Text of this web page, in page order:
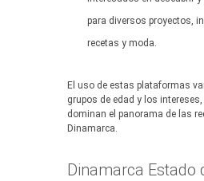
para diversos proyectos,
recetas y moda.
El uso de estas plataformas
grupos de edad y los intereses,
dominan el panorama de las
Dinamarca.
Dinamarca Estado